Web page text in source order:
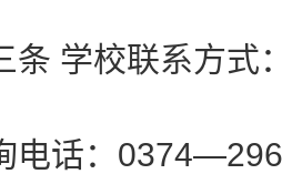
学校联系方式
话：